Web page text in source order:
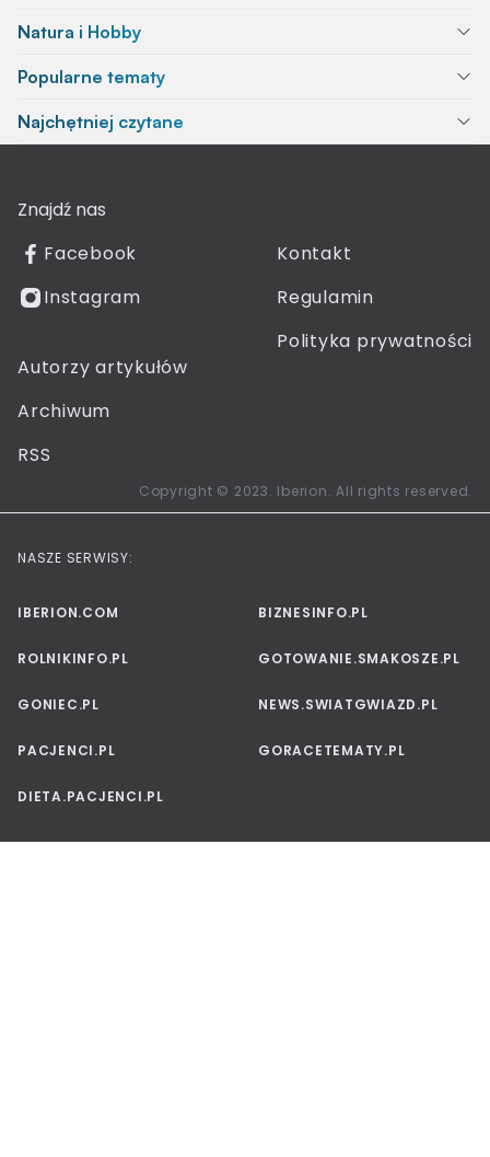
Natura i Hobby
Popularne tematy
Najchętniej czytane
Znajdź nas
Facebook
Instagram
Kontakt
Regulamin
Polityka prywatności
Autorzy artykułów
Archiwum
RSS
Copyright © 2023. Iberion. All rights reserved.
NASZE SERWISY:
IBERION.COM BIZNESINFO.PL
ROLNIKINFO.PL GOTOWANIE.SMAKOSZE.PL
GONIEC.PL NEWS.SWIATGWIAZD.PL
PACJENCI.PL GORACETEMATY.PL
DIETA.PACJENCI.PL